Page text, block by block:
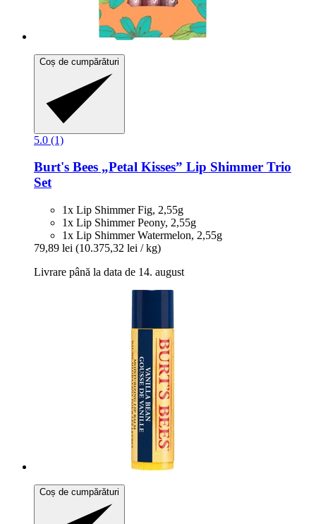
Coș de cumpărături
5.0 (1)
Burt's Bees „Petal Kisses” Lip Shimmer Trio
Set
1x Lip Shimmer Fig, 2,55g
1x Lip Shimmer Peony, 2,55g
1x Lip Shimmer Watermelon, 2,55g
79,89 lei (10.375,32 lei / kg)
Livrare până la data de 14. august
Coș de cumpărături